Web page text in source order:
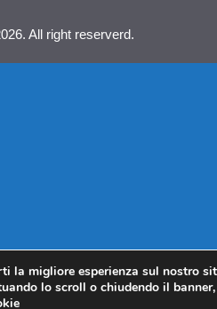
All right reserverd.
la migliore esperienza sul nostro
lo scroll o chiudendo il